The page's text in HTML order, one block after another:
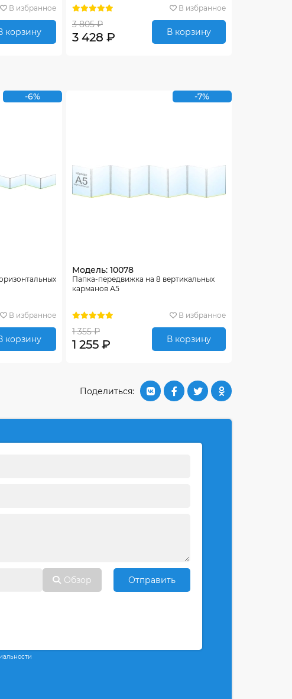
В избранное
корзину
В избранное
3 805 ₽
3 428 ₽ В корзину
-6%
В избранное
корзину
-7%
Модель: 10078
Папка-передвижка на 8 вертикальных
карманов А5
В избранное
1 355 ₽
1 255 ₽ В корзину
Поделиться:
Обзор Отправить